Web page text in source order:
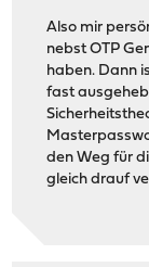
Also mir
nebst OTP
haben. Dann
fast
den Weg für
gleich drauf